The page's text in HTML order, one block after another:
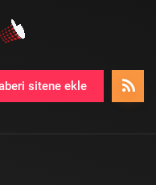
sitene ekle